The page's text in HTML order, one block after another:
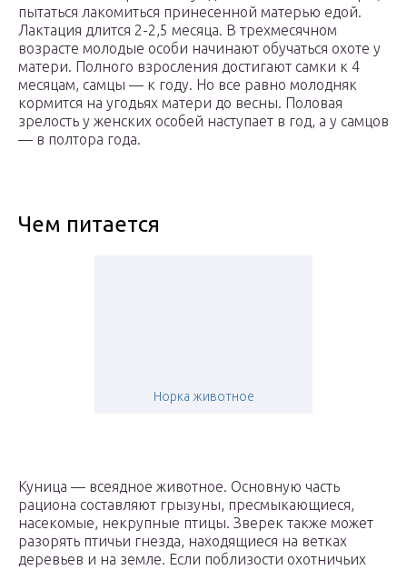
пытаться лакомиться принесенной матерью едой.
Лактация длится 2-2,5 месяца. В трехмесячном
возрасте молодые особи начинают обучаться охоте у
матери. Полного взросления достигают самки к 4
месяцам, самцы — к году. Но все равно молодняк
кормится на угодьях матери до весны. Половая
зрелость у женских особей наступает в год, а у самцов
— в полтора года.
Чем питается
Норка животное
Куница — всеядное животное. Основную часть
рациона составляют грызуны, пресмыкающиеся,
насекомые, некрупные птицы. Зверек также может
разорять птичьи гнезда, находящиеся на ветках
деревьев и на земле. Если поблизости охотничьих